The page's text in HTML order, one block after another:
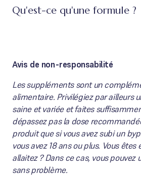
Qu'est-ce qu'une formule ?
Avis de non-responsabilité
Les suppléments sont un
alimentaire. Privilégiez par ailleurs
saine et variée et faites
dépassez pas la dose
produit que si vous avez subi un
vous avez 18 ans ou plus. Vous
allaitez ? Dans ce cas, vous pouvez
sans problème.